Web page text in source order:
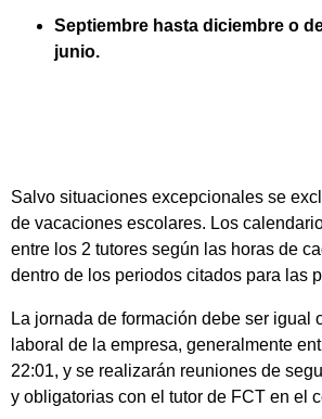
Septiembre hasta diciembre o
junio.
Salvo situaciones excepcionales se
de vacaciones escolares. Los
entre los 2 tutores según las horas de
dentro de los periodos citados para las
La jornada de formación debe ser igual
laboral de la empresa, generalmente
22:01, y se realizarán reuniones de
y obligatorias con el tutor de FCT en el